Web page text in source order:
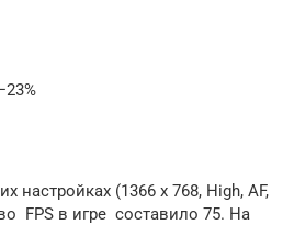
настройках (1366 x 768, High, AF,
FPS в игре составило 75. На